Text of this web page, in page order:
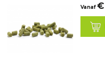
Vanaf €